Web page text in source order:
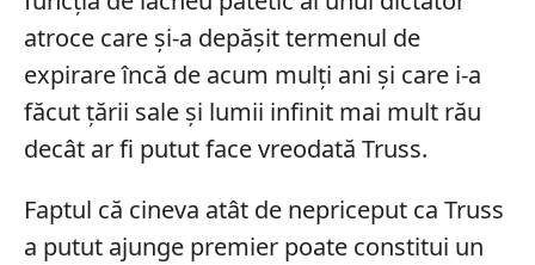
atroce care și-a depășit termenul de
expirare încă de acum mulți ani și care i-a
făcut țării sale și lumii infinit mai mult rău
decât ar fi putut face vreodată Truss.
Faptul că cineva atât de nepriceput ca Truss
a putut ajunge premier poate constitui un